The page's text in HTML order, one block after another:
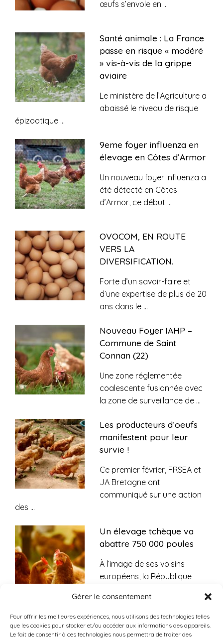
Gérer le consentement
Pour offrir les meilleures expériences, nous utilisons des technologies telles
que les cookies pour stocker et/ou accéder aux informations des appareils.
Le fait de consentir à ces technologies nous permettra de traiter des
œufs s’envole en ...
Santé animale : La France
passe en risque « modéré
» vis-à-vis de la grippe
aviaire
Le ministère de l’Agriculture a
abaissé le niveau de risque
épizootique ...
9eme foyer influenza en
élevage en Côtes d’Armor
Un nouveau foyer influenza a
été détecté en Côtes
d’Armor, ce début ...
OVOCOM, EN ROUTE
VERS LA
DIVERSIFICATION.
Forte d’un savoir-faire et
d’une expertise de plus de 20
ans dans le ...
Nouveau Foyer IAHP –
Commune de Saint
Connan (22)
Une zone réglementée
coalescente fusionnée avec
la zone de surveillance de ...
Les producteurs d’oeufs
manifestent pour leur
survie !
Ce premier février, FRSEA et
JA Bretagne ont
communiqué sur une action
des ...
Un élevage tchèque va
abattre 750 000 poules
À l’image de ses voisins
européens, la République
Contamination à la
salmonelle : des boîtes